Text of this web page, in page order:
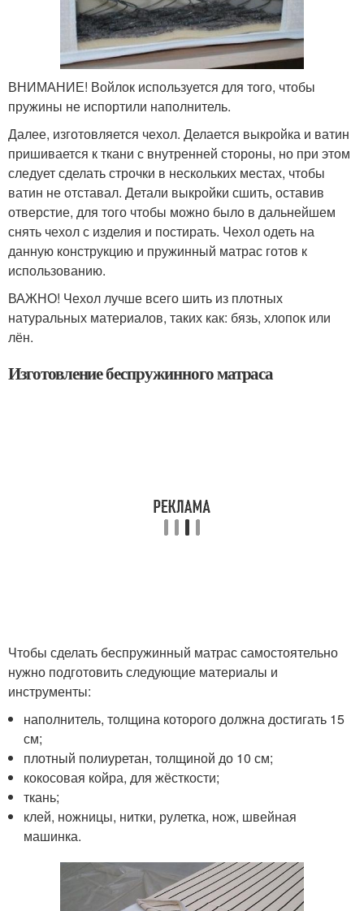
ВНИМАНИЕ! Войлок используется для того, чтобы
пружины не испортили наполнитель.
Далее, изготовляется чехол. Делается выкройка и ватин
пришивается к ткани с внутренней стороны, но при этом
следует сделать строчки в нескольких местах, чтобы
ватин не отставал. Детали выкройки сшить, оставив
отверстие, для того чтобы можно было в дальнейшем
снять чехол с изделия и постирать. Чехол одеть на
данную конструкцию и пружинный матрас готов к
использованию.
ВАЖНО! Чехол лучше всего шить из плотных
натуральных материалов, таких как: бязь, хлопок или
лён.
Изготовление беспружинного матраса
Чтобы сделать беспружинный матрас самостоятельно
нужно подготовить следующие материалы и
инструменты:
наполнитель, толщина которого должна достигать 15
см;
плотный полиуретан, толщиной до 10 см;
кокосовая койра, для жёсткости;
ткань;
клей, ножницы, нитки, рулетка, нож, швейная
машинка.